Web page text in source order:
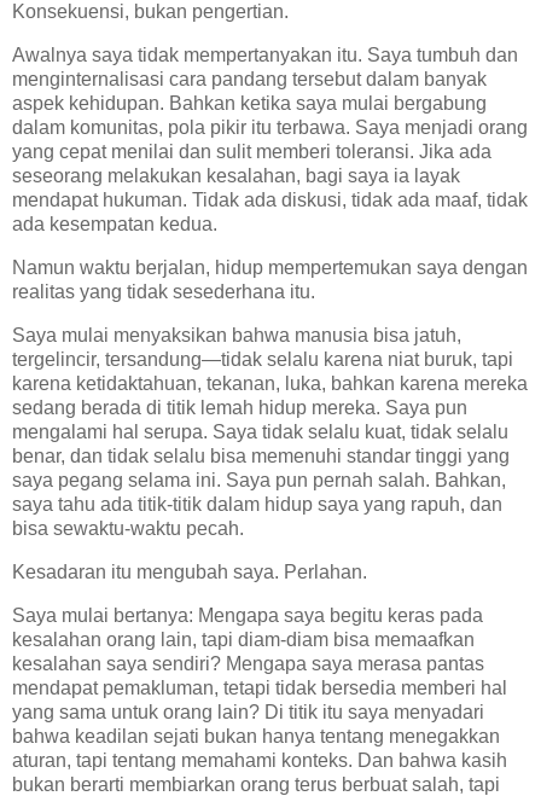
Konsekuensi, bukan pengertian.
Awalnya saya tidak mempertanyakan itu. Saya tumbuh dan
menginternalisasi cara pandang tersebut dalam banyak
aspek kehidupan. Bahkan ketika saya mulai bergabung
dalam komunitas, pola pikir itu terbawa. Saya menjadi orang
yang cepat menilai dan sulit memberi toleransi. Jika ada
seseorang melakukan kesalahan, bagi saya ia layak
mendapat hukuman. Tidak ada diskusi, tidak ada maaf, tidak
ada kesempatan kedua.
Namun waktu berjalan, hidup mempertemukan saya dengan
realitas yang tidak sesederhana itu.
Saya mulai menyaksikan bahwa manusia bisa jatuh,
tergelincir, tersandung—tidak selalu karena niat buruk, tapi
karena ketidaktahuan, tekanan, luka, bahkan karena mereka
sedang berada di titik lemah hidup mereka. Saya pun
mengalami hal serupa. Saya tidak selalu kuat, tidak selalu
benar, dan tidak selalu bisa memenuhi standar tinggi yang
saya pegang selama ini. Saya pun pernah salah. Bahkan,
saya tahu ada titik-titik dalam hidup saya yang rapuh, dan
bisa sewaktu-waktu pecah.
Kesadaran itu mengubah saya. Perlahan.
Saya mulai bertanya: Mengapa saya begitu keras pada
kesalahan orang lain, tapi diam-diam bisa memaafkan
kesalahan saya sendiri? Mengapa saya merasa pantas
mendapat pemakluman, tetapi tidak bersedia memberi hal
yang sama untuk orang lain? Di titik itu saya menyadari
bahwa keadilan sejati bukan hanya tentang menegakkan
aturan, tapi tentang memahami konteks. Dan bahwa kasih
bukan berarti membiarkan orang terus berbuat salah, tapi